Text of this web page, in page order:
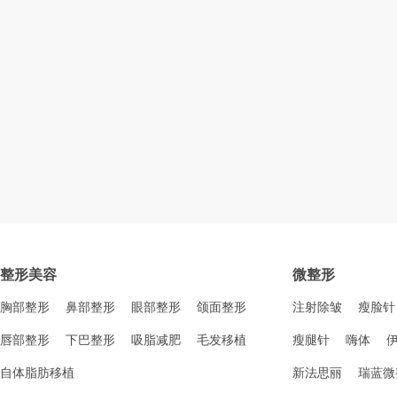
整形美容
胸部整形 鼻部整形 眼部整形 颌面整形
唇部整形 下巴整形 吸脂减肥 毛发移植
自体脂肪移植
微整形
注射除皱 瘦脸针
瘦腿针 嗨体
新法思丽 瑞蓝